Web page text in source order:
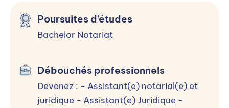
Poursuites d’études
Bachelor Notariat
Débouchés professionnels
Devenez : - Assistant(e) notarial(e) et
juridique - Assistant(e) Juridique -